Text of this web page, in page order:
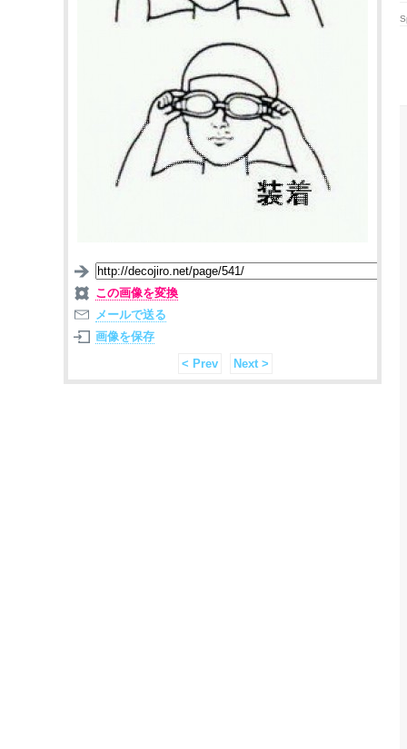
この画像を変換
メールで送る
画像を保存
< Prev
Next >